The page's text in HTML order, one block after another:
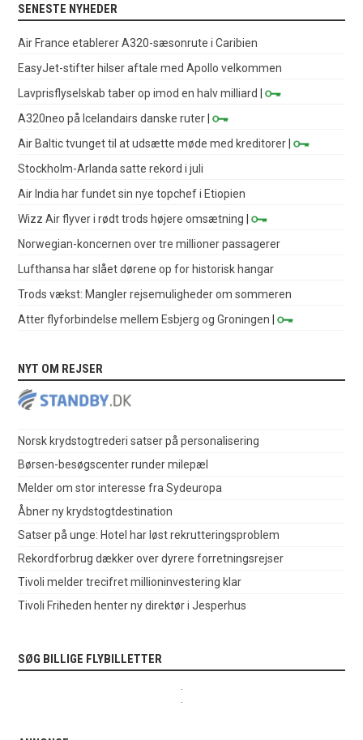
SENESTE NYHEDER
Air France etablerer A320-sæsonrute i Caribien
EasyJet-stifter hilser aftale med Apollo velkommen
Lavprisflyselskab taber op imod en halv milliard
|
A320neo på Icelandairs danske ruter |
Air Baltic tvunget til at udsætte møde med kreditorer |
Stockholm-Arlanda satte rekord i juli
Air India har fundet sin nye topchef i Etiopien
Wizz Air flyver i rødt trods højere omsætning |
Norwegian-koncernen over tre millioner passagerer
Lufthansa har slået dørene op for historisk hangar
Trods vækst: Mangler rejsemuligheder om sommeren
Atter flyforbindelse mellem Esbjerg og Groningen |
NYT OM REJSER
Norsk krydstogtrederi satser på personalisering
Børsen-besøgscenter runder milepæl
Melder om stor interesse fra Sydeuropa
Åbner ny krydstogtdestination
Satser på unge: Hotel har løst rekrutteringsproblem
Rekordforbrug dækker over dyrere forretningsrejser
Tivoli melder trecifret millioninvestering klar
Tivoli Friheden henter ny direktør i Jesperhus
SØG BILLIGE FLYBILLETTER